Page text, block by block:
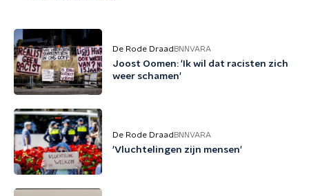
De Rode Draad BNNVARA
Joost Oomen: 'Ik wil dat racisten zich
weer schamen'
De Rode Draad BNNVARA
'Vluchtelingen zijn mensen'